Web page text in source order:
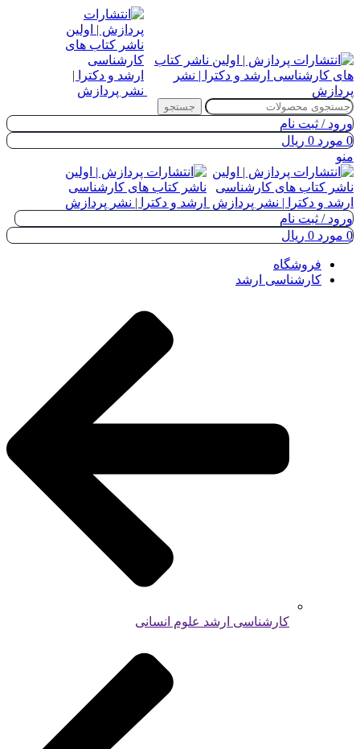
جستجو
ورود / ثبت نام
0 مورد 0 ریال
منو
ورود / ثبت نام
0 مورد 0 ریال
فروشگاه
کارشناسی ارشد
کارشناسی ارشد علوم انسانی